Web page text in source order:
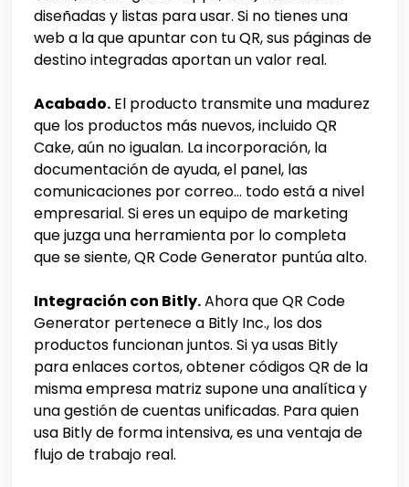
diseñadas y listas para usar. Si no tienes una
web a la que apuntar con tu QR, sus páginas de
destino integradas aportan un valor real.
Acabado. El producto transmite una madurez
que los productos más nuevos, incluido QR
Cake, aún no igualan. La incorporación, la
documentación de ayuda, el panel, las
comunicaciones por correo... todo está a nivel
empresarial. Si eres un equipo de marketing
que juzga una herramienta por lo completa
que se siente, QR Code Generator puntúa alto.
Integración con Bitly.Ahora que QR Code
Generator pertenece a Bitly Inc., los dos
productos funcionan juntos. Si ya usas Bitly
para enlaces cortos, obtener códigos QR de la
misma empresa matriz supone una analítica y
una gestión de cuentas unificadas. Para quien
usa Bitly de forma intensiva, es una ventaja de
flujo de trabajo real.